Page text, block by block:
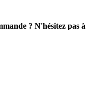
? N'hésitez pas à